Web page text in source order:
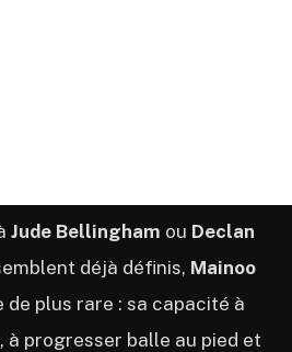
Jude Bellingham ou Declan
déjà définis, Mainoo
plus rare : sa capacité à
à progresser balle au pied et